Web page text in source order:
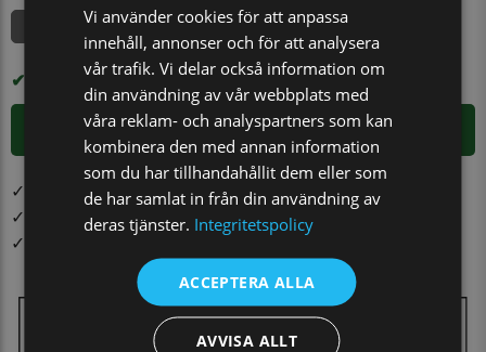
I LAGER
LÄGG I VARUKORGEN
✓ Öppet köp i 30 dagar ✓ Fri frakt från 499 kr
✓ Din beställning skickas inom 1-2 vardagar
✓ Snabb leverans från vårt lager i Jönköping
Vi använder cookies för att anpassa
innehåll, annonser och för att analysera
vår trafik. Vi delar också information om
din användning av vår webbplats med
våra reklam- och analyspartners som kan
kombinera den med annan information
som du har tillhandahållit dem eller som
de har samlat in från din användning av
deras tjänster. Integritetspolicy
ACCEPTERA ALLA
AVVISA ALLT